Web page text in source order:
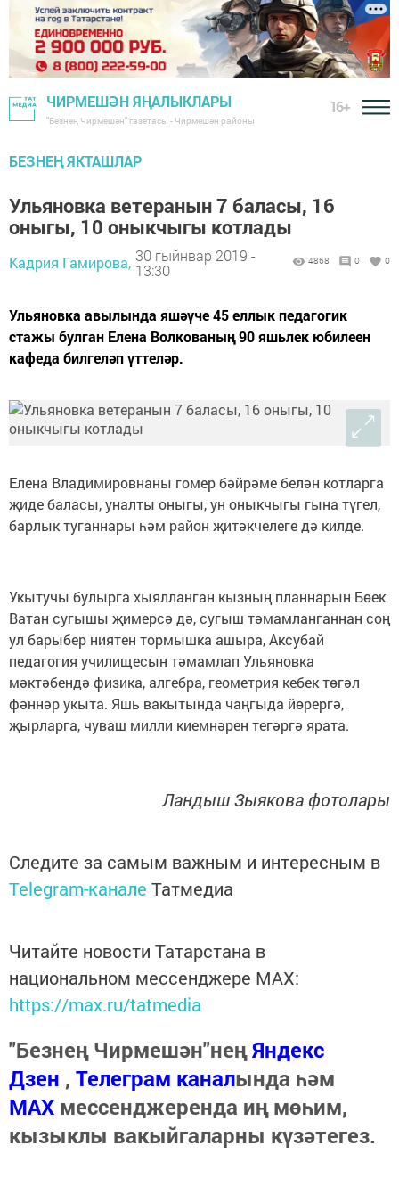
ЧИРМЕШӘН ЯҢАЛЫКЛАРЫ
"Безнең Чирмешән" газетасы - Чирмешән районы
16+
БЕЗНЕҢ ЯКТАШЛАР
Ульяновка ветеранын 7 баласы, 16
оныгы, 10 оныкчыгы котлады
Кадрия Гамирова, 30 гыйнвар 2019 -
13:30
4868 0 0
Ульяновка авылында яшәүче 45 еллык педагогик
стажы булган Елена Волкованың 90 яшьлек юбилеен
кафеда билгеләп үттеләр.
Елена Владимировнаны гомер бәйрәме белән котларга
җиде баласы, уналты оныгы, ун оныкчыгы гына түгел,
барлык туганнары һәм район җитәкчелеге дә килде.
Укытучы булырга хыялланган кызның планнарын Бөек
Ватан сугышы җимерсә дә, сугыш тәмамланганнан соң
ул барыбер ниятен тормышка ашыра, Аксубай
педагогия училищесын тәмамлап Ульяновка
мәктәбендә физика, алгебра, геометрия кебек төгәл
фәннәр укыта. Яшь вакытында чаңгыда йөрергә,
җырларга, чуваш милли киемнәрен тегәргә ярата.
Ландыш Зыякова фотолары
Следите за самым важным и интересным в
Telegram-канале Татмедиа
Читайте новости Татарстана в
национальном мессенджере MАХ:
https://max.ru/tatmedia
"Безнең Чирмешән"неңЯндекс
Дзен , Телеграм каналында һәм
МАХ мессенджеренда иң мөһим,
кызыклы вакыйгаларны күзәтегез.